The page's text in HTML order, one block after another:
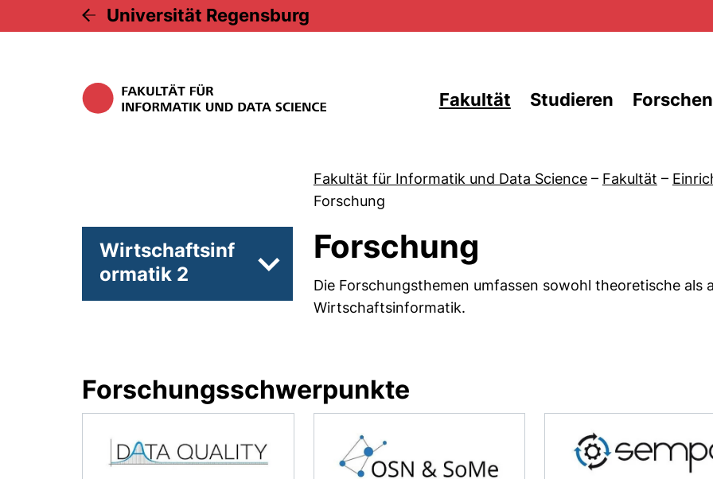
Universität Regensburg
Fakultät Studieren Forschen
Fakultät für Informatik und Data Science – Fakultät –
Forschung
Wirtschaftsinf
ormatik 2
Unterseiten von Aktuelles
Forschung
Die Forschungsthemen umfassen sowohl theoretische als
Wirtschaftsinformatik.
Forschungsschwerpunkte